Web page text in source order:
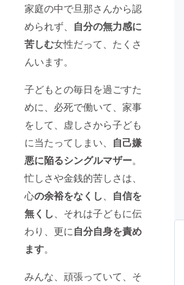
家庭の中で旦那さんから認
められず、 自分の無力感に
苦しむ女性だって、たくさ
んいます。
子どもとの毎日を過ごすた
めに、必死で働いて、家事
をして、虚しさから子ども
に当たってしまい、 自己嫌
悪に陥るシングルマザー。
忙しさや金銭的苦しさは、
心の余裕をなくし、 自信を
無くし、それは子どもに伝
わり、更に自分自身を責め
ます。
みんな、頑張っていて、そ